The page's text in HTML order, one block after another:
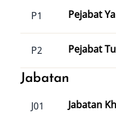
P1 Pejabat
P2 Pejabat
Jabatan
J01 Jabatan